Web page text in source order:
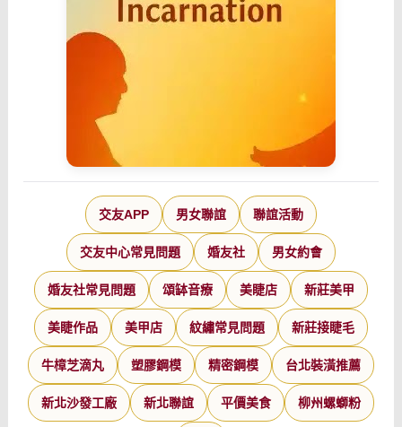
交友APP 男女聯誼 聯誼活動
交友中心常見問題 婚友社 男女約會
婚友社常見問題 頌缽音療 美睫店 新莊美甲
美睫作品 美甲店 紋繡常見問題 新莊接睫毛
牛樟芝滴丸 塑膠鋼模 精密鋼模 台北裝潢推薦
新北沙發工廠 新北聯誼 平價美食 柳州螺螄粉